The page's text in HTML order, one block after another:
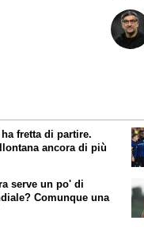
fretta di partire.
ancora di più
serve un po' di
Comunque una